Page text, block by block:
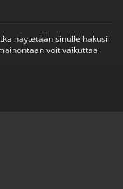
näytetään sinulle hakusi
voit vaikuttaa